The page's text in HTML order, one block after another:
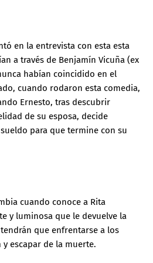
en la entrevista con esta esta
a través de Benjamín Vicuña (ex
habían coincidido en el
cuando rodaron esta comedia,
Ernesto, tras descubrir
de su esposa, decide
para que termine con su
cuando conoce a Rita
y luminosa que le devuelve la
que enfrentarse a los
escapar de la muerte.